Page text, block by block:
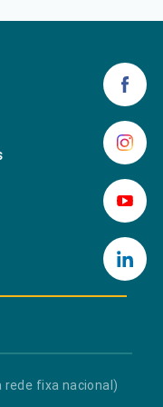
rede fixa nacional)